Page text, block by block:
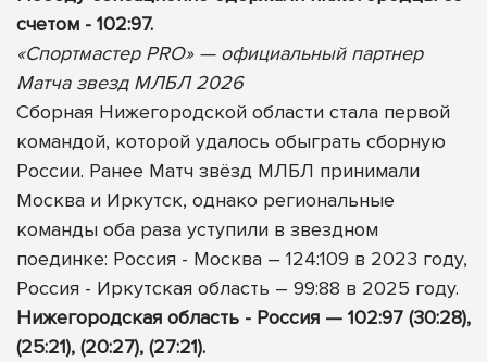
счетом - 102:97.
«Спортмастер PRO» — официальный партнер
Матча звезд МЛБЛ 2026
Сборная Нижегородской области стала первой
командой, которой удалось обыграть сборную
России. Ранее Матч звёзд МЛБЛ принимали
Москва и Иркутск, однако региональные
команды оба раза уступили в звездном
поединке: Россия - Москва – 124:109 в 2023 году,
Россия - Иркутская область – 99:88 в 2025 году.
Нижегородская область - Россия — 102:97 (30:28),
(25:21), (20:27), (27:21).